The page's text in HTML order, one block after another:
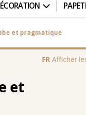
et pragmatique
FR Afficher
et